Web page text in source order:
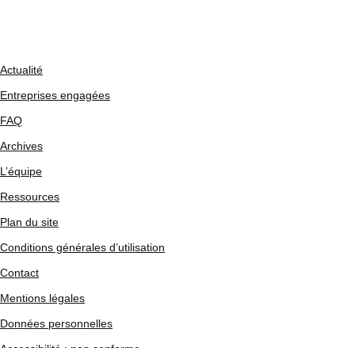
Actualité
Entreprises engagées
FAQ
Archives
L’équipe
Ressources
Plan du site
Conditions générales d’utilisation
Contact
Mentions légales
Données personnelles